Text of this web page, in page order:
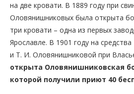
на две кровати. В 1889 году при
Оловянишниковых была открыта
три кровати – одна из первых
Ярославле. В 1901 году на
и Т. И. Оловянишниковой при
открыта Оловянишниковская
которой получили приют 40